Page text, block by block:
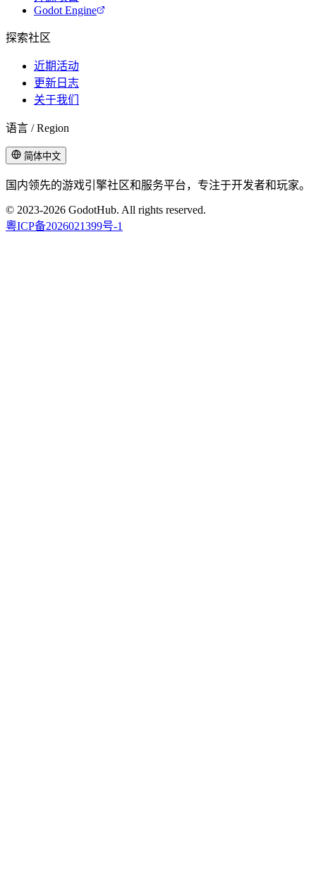
Godot Engine
探索社区
近期活动
更新日志
关于我们
语言 / Region
简体中文
国内领先的游戏引擎社区和服务平台，专注于开发者和玩家。
© 2023-2026 GodotHub. All rights reserved.
粵ICP备2026021399号-1